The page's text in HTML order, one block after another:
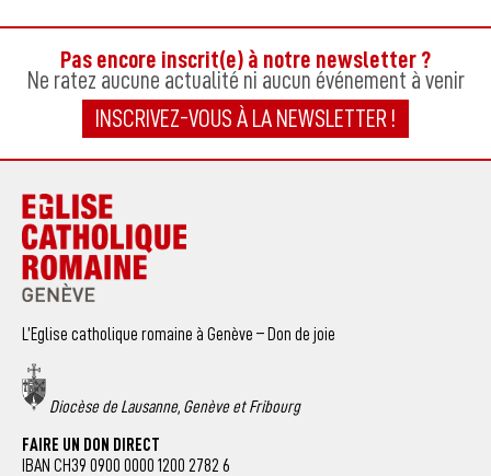
Pas encore inscrit(e) à notre newsletter ?
Ne ratez aucune actualité ni aucun événement à venir
INSCRIVEZ-VOUS À LA NEWSLETTER !
L’Eglise catholique romaine à Genève – Don de joie
Diocèse de Lausanne, Genève et Fribourg
FAIRE UN DON DIRECT
IBAN CH39 0900 0000 1200 2782 6